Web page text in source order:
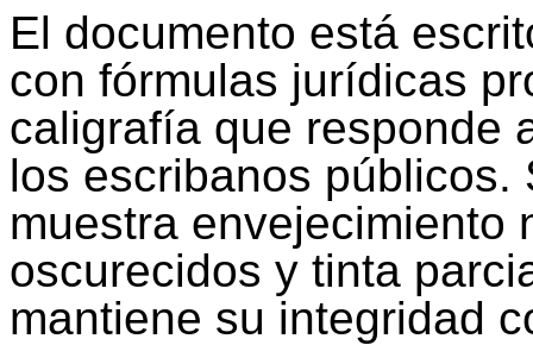
El documento está
con fórmulas jurídicas
caligrafía que responde
los escribanos
muestra envejecimiento
oscurecidos y tinta
mantiene su integridad